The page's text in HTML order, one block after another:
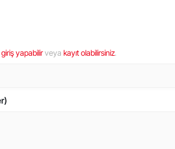
giriş yapabilirveya kayıt olabilirsiniz.